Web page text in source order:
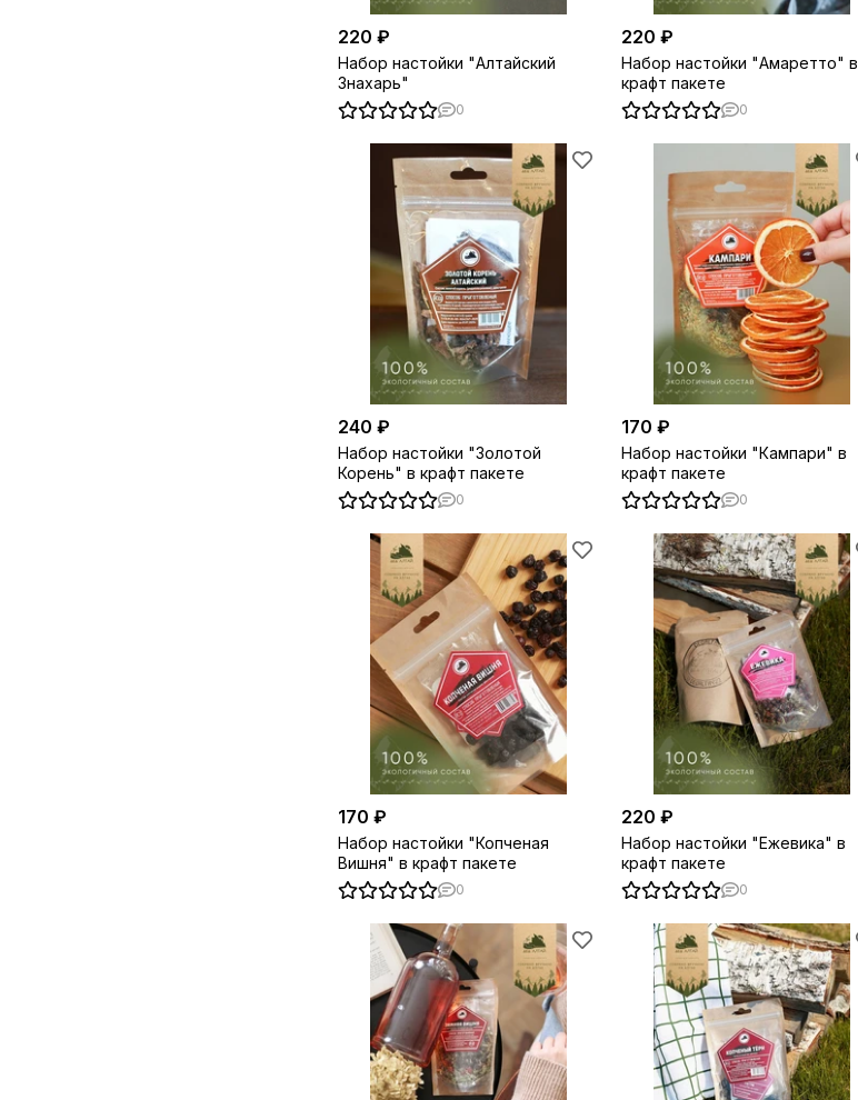
220 ₽
Набор настойки "Алтайский
Знахарь"
0
220 ₽
Набор настойки "Амаретто" в
крафт пакете
0
240 ₽
Набор настойки "Золотой
Корень" в крафт пакете
0
170 ₽
Набор настойки "Кампари" в
крафт пакете
0
170 ₽
Набор настойки "Копченая
Вишня" в крафт пакете
0
220 ₽
Набор настойки "Ежевика" в
крафт пакете
0